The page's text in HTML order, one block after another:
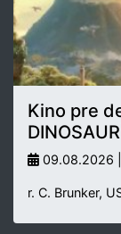
Kino pre
09.08.2026
r. C. Brunker,